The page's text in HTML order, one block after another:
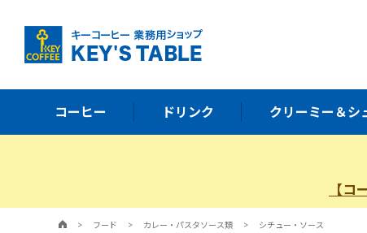
コーヒー ドリンク クリーミー＆シ
【
> フード > カレー・パスタソース類 > シチュー・ソース